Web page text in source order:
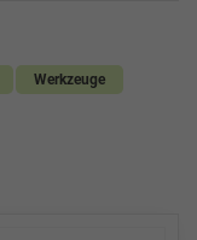
Werkzeuge